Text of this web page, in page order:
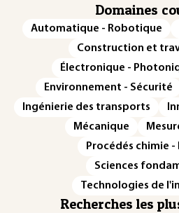
Domaines
Automatique - Robotique
Construction et
Électronique -
Environnement - Sécurité
Ingénierie des transports
Mécanique
Procédés chimie
Sciences
Technologies de
Recherches les